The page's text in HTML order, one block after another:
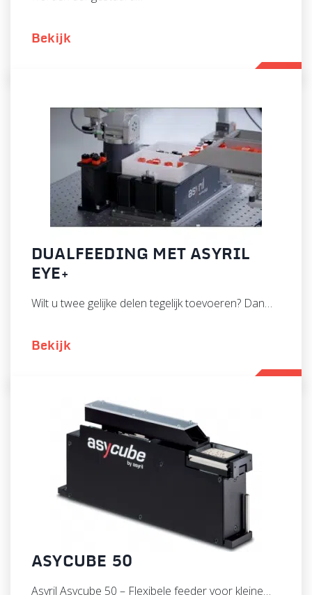
Bekijk
DUALFEEDING MET ASYRIL
EYE+
Wilt u twee gelijke delen tegelijk toevoeren? Dan…
Bekijk
ASYCUBE 50
Asyril Asycube 50 – Flexibele feeder voor kleine…